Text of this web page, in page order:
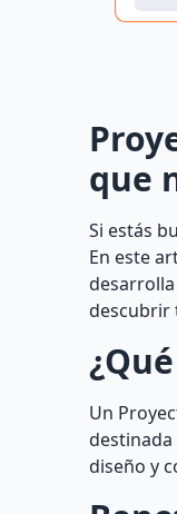
que
Si estás
En este
descubrir
Un
diseño y